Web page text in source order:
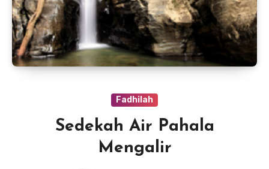
Fadhilah
Sedekah Air Pahala
Mengalir